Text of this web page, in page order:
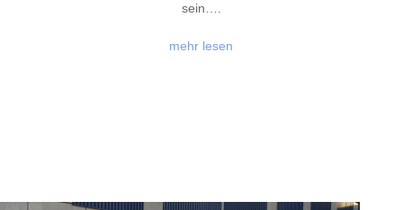
sein….
mehr lesen